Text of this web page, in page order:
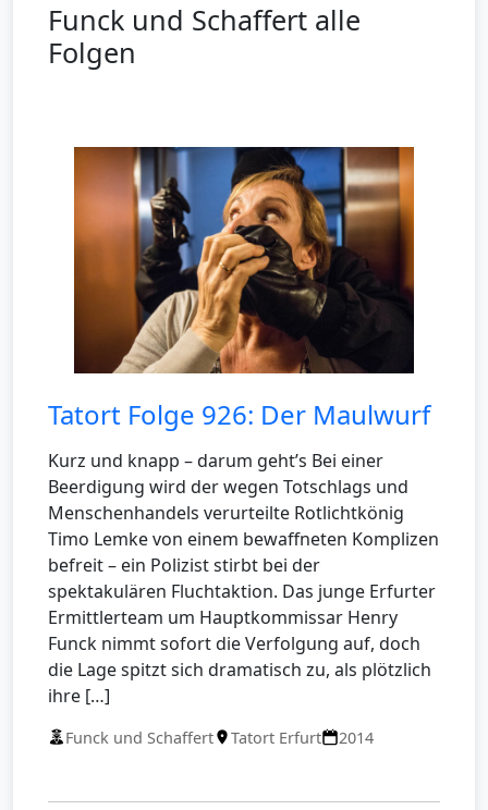
Funck und Schaffert alle
Folgen
Tatort Folge 926: Der Maulwurf
Kurz und knapp – darum geht’s Bei einer
Beerdigung wird der wegen Totschlags und
Menschenhandels verurteilte Rotlichtkönig
Timo Lemke von einem bewaffneten Komplizen
befreit – ein Polizist stirbt bei der
spektakulären Fluchtaktion. Das junge Erfurter
Ermittlerteam um Hauptkommissar Henry
Funck nimmt sofort die Verfolgung auf, doch
die Lage spitzt sich dramatisch zu, als plötzlich
ihre […]
Funck und Schaffert Tatort Erfurt 2014